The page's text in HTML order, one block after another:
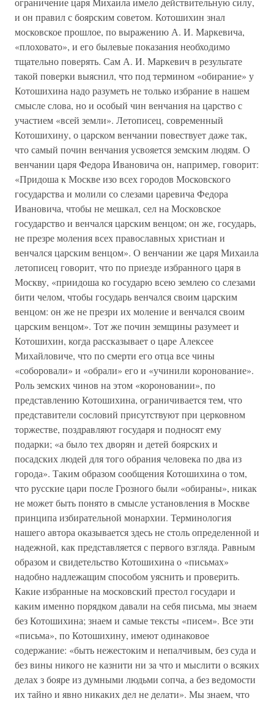
и он правил с боярским советом. Котошихин знал
московское прошлое, по выражению А. И. Маркевича,
«плоховато», и его былевые показания необходимо
тщательно поверять. Сам А. И. Маркевич в результате
такой поверки выяснил, что под термином «обирание» у
Котошихина надо разуметь не только избрание в нашем
смысле слова, но и особый чин венчания на царство с
участием «всей земли». Летописец, современный
Котошихину, о царском венчании повествует даже так,
что самый почин венчания усвояется земским людям. О
венчании царя Федора Ивановича он, например, говорит:
«Придоша к Москве изо всех городов Московского
государства и молили со слезами царевича Федора
Ивановича, чтобы не мешкал, сел на Московское
государство и венчался царским венцом; он же, государь,
не презре моления всех православных христиан и
венчался царским венцом». О венчании же царя Михаила
летописец говорит, что по приезде избранного царя в
Москву, «приидоша ко государю всею землею со слезами
бити челом, чтобы государь венчался своим царским
венцом: он же не презри их моление и венчался своим
царским венцом». Тот же почин земщины разумеет и
Котошихин, когда рассказывает о царе Алексее
Михайловиче, что по смерти его отца все чины
«соборовали» и «обрали» его и «учинили коронование».
Роль земских чинов на этом «короновании», по
представлению Котошихина, ограничивается тем, что
представители сословий присутствуют при церковном
торжестве, поздравляют государя и подносят ему
подарки; «а было тех дворян и детей боярских и
посадских людей для того обрания человека по два из
города». Таким образом сообщения Котошихина о том,
что русские цари после Грозного были «обираны», никак
не может быть понято в смысле установления в Москве
принципа избирательной монархии. Терминология
нашего автора оказывается здесь не столь определенной и
надежной, как представляется с первого взгляда. Равным
образом и свидетельство Котошихина о «письмах»
надобно надлежащим способом уяснить и проверить.
Какие избранные на московский престол государи и
каким именно порядком давали на себя письма, мы знаем
без Котошихина; знаем и самые тексты «писем». Все эти
«письма», по Котошихину, имеют одинаковое
содержание: «быть нежестоким и непалчивым, без суда и
без вины никого не казнити ни за что и мыслити о всяких
делах з бояре из думными людьми сопча, а без ведомости
их тайно и явно никаких дел не делати». Мы знаем, что